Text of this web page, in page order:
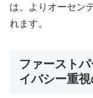
は、よりオーセン
れます。
ファースト
イバシー重